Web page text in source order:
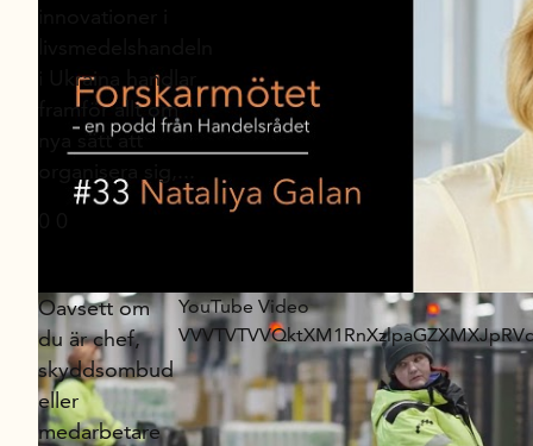
i Ukraina handlar
framför allt om
nya sätt att
Oavsett om
du är chef,
skyddsombud
eller
medarbetare
YouTube Video